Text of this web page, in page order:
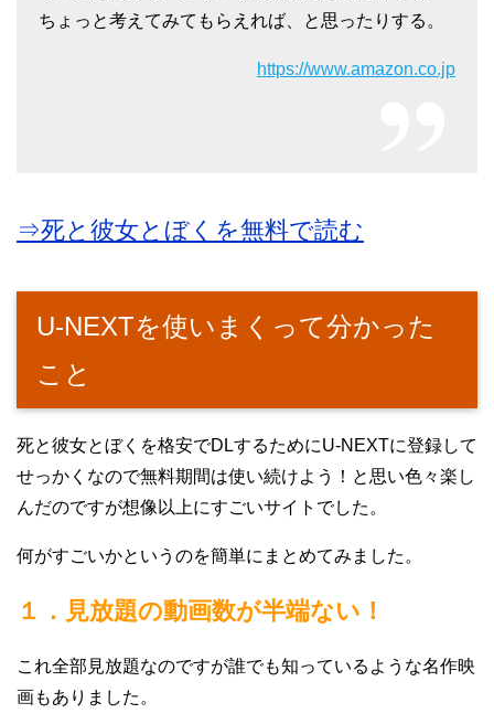
ちょっと考えてみてもらえれば、と思ったりする。
https://www.amazon.co.jp
⇒死と彼女とぼくを無料で読む
U-NEXTを使いまくって分かった
こと
死と彼女とぼくを格安でDLするためにU-NEXTに登録して
せっかくなので無料期間は使い続けよう！と思い色々楽し
んだのですが想像以上にすごいサイトでした。
何がすごいかというのを簡単にまとめてみました。
１．見放題の動画数が半端ない！
これ全部見放題なのですが誰でも知っているような名作映
画もありました。